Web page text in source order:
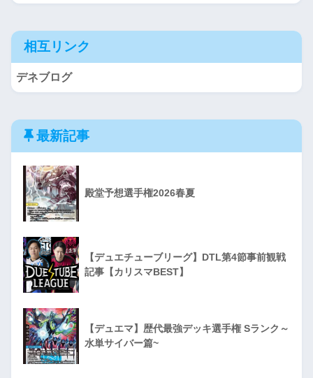
相互リンク
デネブログ
最新記事
殿堂予想選手権2026春夏
【デュエチューブリーグ】DTL第4節事前観戦
記事【カリスマBEST】
【デュエマ】歴代最強デッキ選手権 Sランク～
水単サイバー篇~